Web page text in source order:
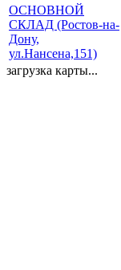
ОСНОВНОЙ
СКЛАД (Ростов-на-
Дону,
ул.Нансена,151)
загрузка карты...